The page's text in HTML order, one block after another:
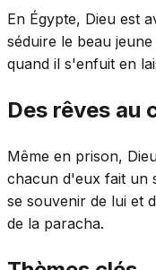
En Égypte, Dieu est
séduire le beau
quand il s'enfuit en
Des rêves au
Même en prison,
chacun d'eux fait un
se souvenir de lui et
de la paracha.